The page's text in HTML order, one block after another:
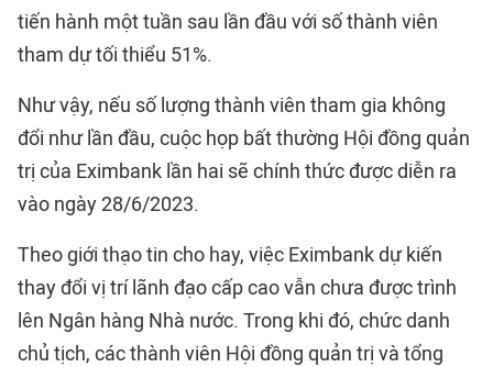
tiến hành một tuần sau lần đầu với số thành viên
tham dự tối thiểu 51%.
Như vậy, nếu số lượng thành viên tham gia không
đổi như lần đầu, cuộc họp bất thường Hội đồng quản
trị của Eximbank lần hai sẽ chính thức được diễn ra
vào ngày 28/6/2023.
Theo giới thạo tin cho hay, việc Eximbank dự kiến
thay đổi vị trí lãnh đạo cấp cao vẫn chưa được trình
lên Ngân hàng Nhà nước. Trong khi đó, chức danh
chủ tịch, các thành viên Hội đồng quản trị và tổng